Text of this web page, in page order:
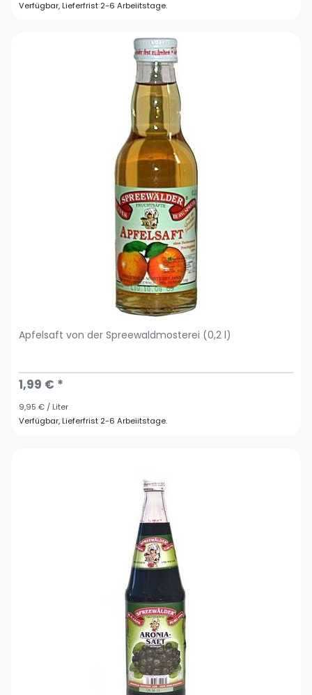
Verfügbar, Lieferfrist 2-6 Arbeiitstage.
Apfelsaft von der Spreewaldmosterei (0,2 l)
1,99 € *
9,95 € / Liter
Verfügbar, Lieferfrist 2-6 Arbeiitstage.